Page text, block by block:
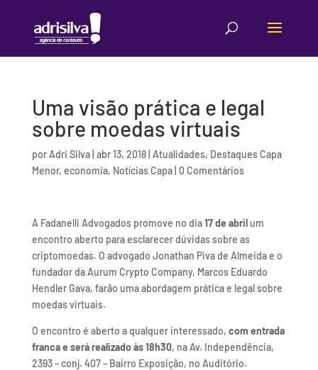
Uma visão prática e legal
sobre moedas virtuais
porAdri Silva| abr 13, 2018| Atualidades, Destaques Capa
Menor, economia, Notícias Capa| 0 Comentários
A Fadanelli Advogados promove no dia17 de abrilum
encontro aberto para esclarecer dúvidas sobre as
criptomoedas. O advogado Jonathan Piva de Almeida e o
fundador da Aurum Crypto Company, Marcos Eduardo
Hendler Gava, farão uma abordagem prática e legal sobre
moedas virtuais.
O encontro é aberto a qualquer interessado, com entrada
franca e será realizado às 18h30, na Av. Independência,
2393 – conj. 407 – Bairro Exposição, no Auditório.